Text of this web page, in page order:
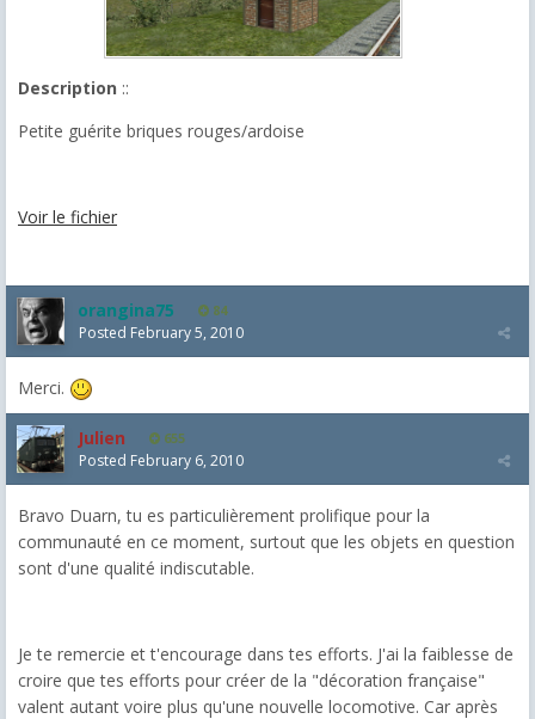
Description ::
Petite guérite briques rouges/ardoise
Voir le fichier
orangina75 84
Posted February 5, 2010
Merci.
Julien 655
Posted February 6, 2010
Bravo Duarn, tu es particulièrement prolifique pour la
communauté en ce moment, surtout que les objets en question
sont d'une qualité indiscutable.
Je te remercie et t'encourage dans tes efforts. J'ai la faiblesse de
croire que tes efforts pour créer de la "décoration française"
valent autant voire plus qu'une nouvelle locomotive. Car après